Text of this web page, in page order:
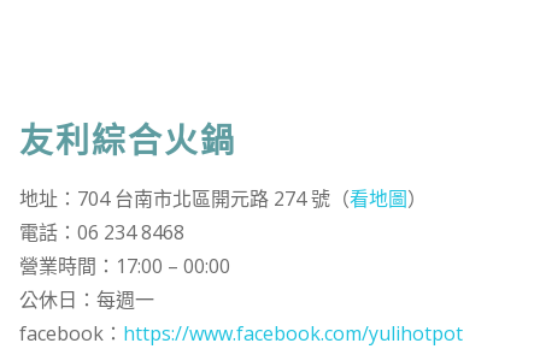
友利綜合火鍋
地址：704 台南市北區開元路 274 號（看地圖）
電話：06 234 8468
營業時間：17:00 – 00:00
公休日：每週一
facebook： https://www.facebook.com/yulihotpot